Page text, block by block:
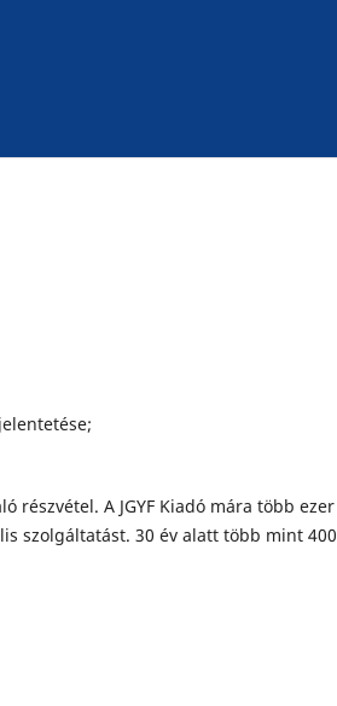
részvétel. A JGYF Kiadó mára több ezer
szolgáltatást. 30 év alatt több mint 400